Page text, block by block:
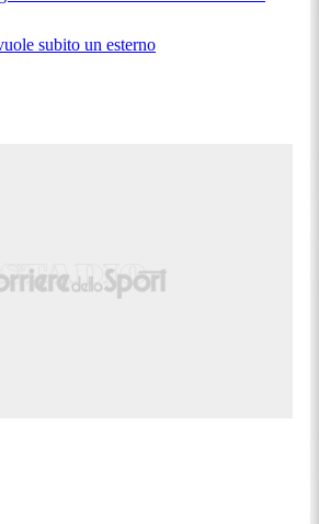
subito un esterno